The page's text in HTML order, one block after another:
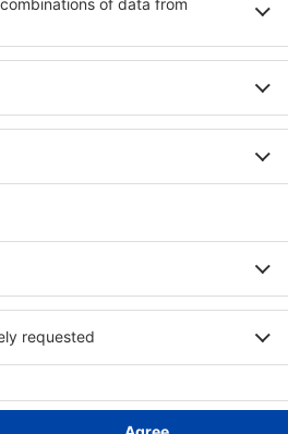
Quali servizi offrono gli
I servizi dell'hotel a Praga
prenotata e dal numero di stelle.
usufruire di camere con angolo
condizionata, bollitore per tè e
accesso a Internet disponibile
inoltre usufruire di un parcheggio
pasto al ristorante o scegliere un
possono anche prenotare il loro
offrono un servizio di
Quanto costa l'alloggio a